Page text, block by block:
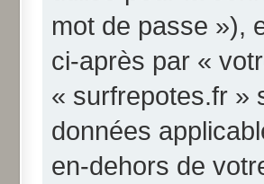
mot de passe »),
ci-après par «
« surfrepotes.fr »
données
en-dehors de